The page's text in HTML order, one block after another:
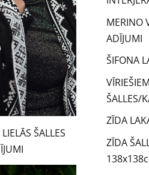
MERINO
ADĪJUMI
ŠIFONA
ŠALLES/
ZĪDA
ZĪDA
ŠALLES